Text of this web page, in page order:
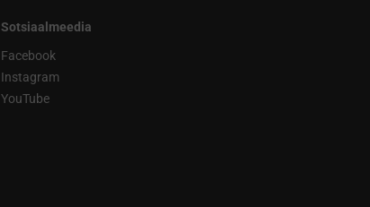
Sotsiaalmeedia
Facebook
Instagram
YouTube